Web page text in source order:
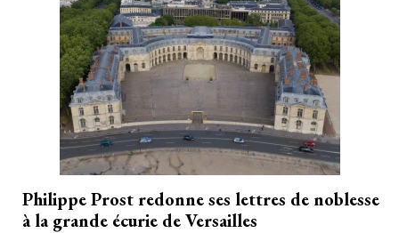
Philippe Prost redonne ses lettres de noblesse
à la grande écurie de Versailles